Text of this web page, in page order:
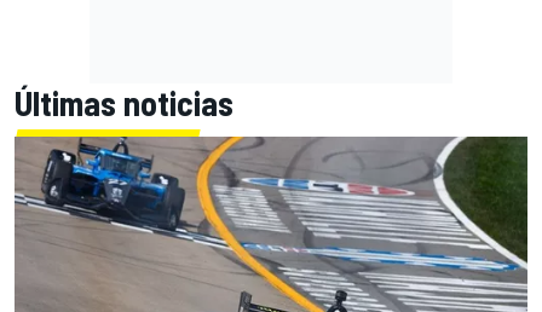
Últimas noticias